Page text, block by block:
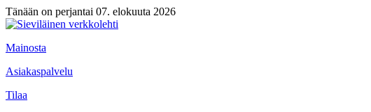
Tänään on perjantai 07. elokuuta 2026
Mainosta
Asiakaspalvelu
Tilaa